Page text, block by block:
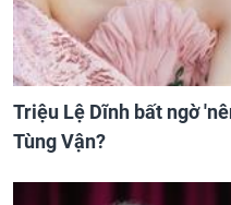
Triệu Lệ Dĩnh bất ngờ
Tùng Vận?